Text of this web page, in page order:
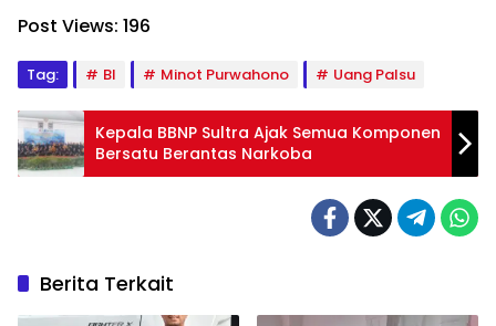
Post Views: 196
Tag: BI Minot Purwahono Uang Palsu
Kepala BBNP Sultra Ajak Semua Komponen
Bersatu Berantas Narkoba
Berita Terkait